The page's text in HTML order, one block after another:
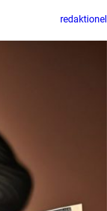
redaktionel